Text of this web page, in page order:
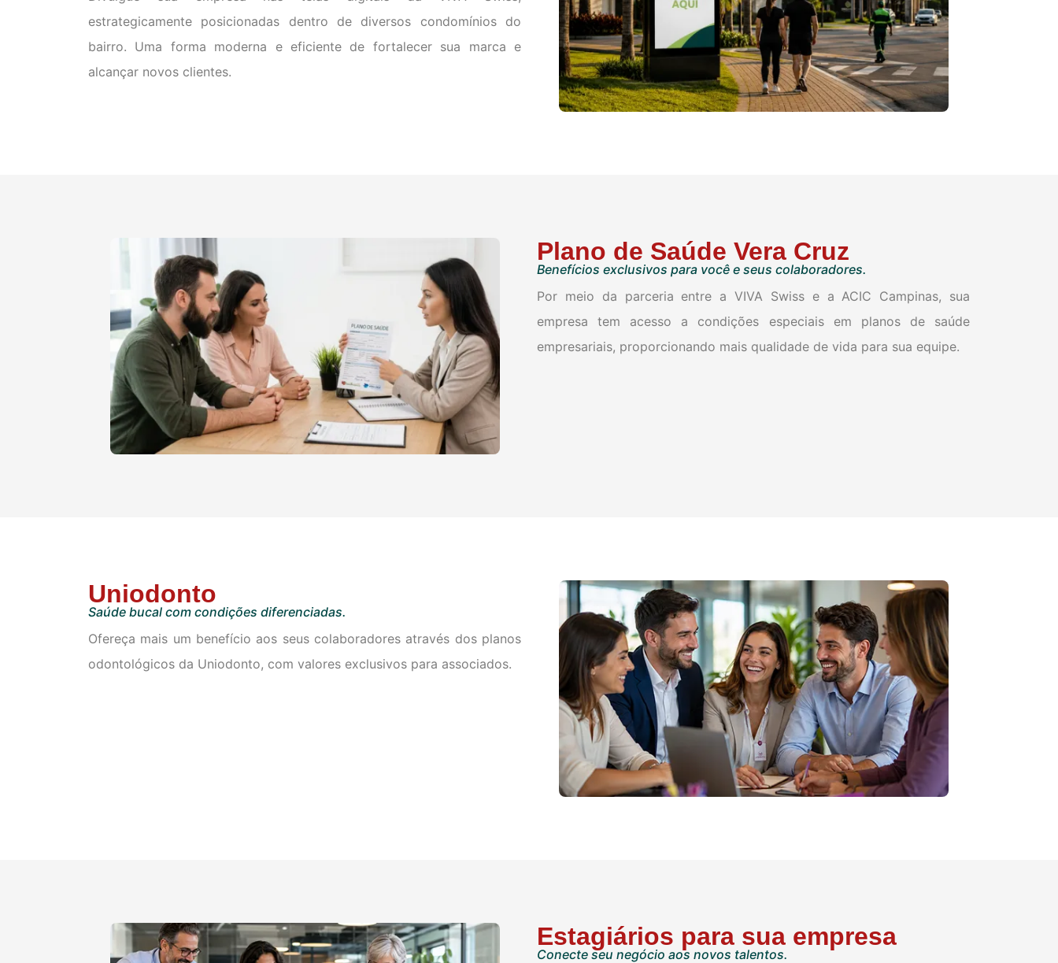
estrategicamente posicionadas dentro de diversos condomínios do
bairro. Uma forma moderna e eficiente de fortalecer sua marca e
alcançar novos clientes.
Plano de Saúde Vera Cruz
Benefícios exclusivos para você e seus colaboradores.
Por meio da parceria entre a VIVA Swiss e a ACIC Campinas, sua
empresa tem acesso a condições especiais em planos de saúde
empresariais, proporcionando mais qualidade de vida para sua equipe.
Uniodonto
Saúde bucal com condições diferenciadas.
Ofereça mais um benefício aos seus colaboradores através dos planos
odontológicos da Uniodonto, com valores exclusivos para associados.
Estagiários para sua empresa
Conecte seu negócio aos novos talentos.